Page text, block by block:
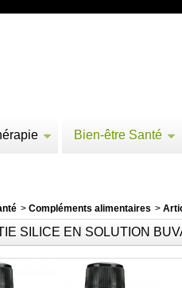
Bien-être Santé
> Compléments alimentaires >
SILICE EN SOLUTION